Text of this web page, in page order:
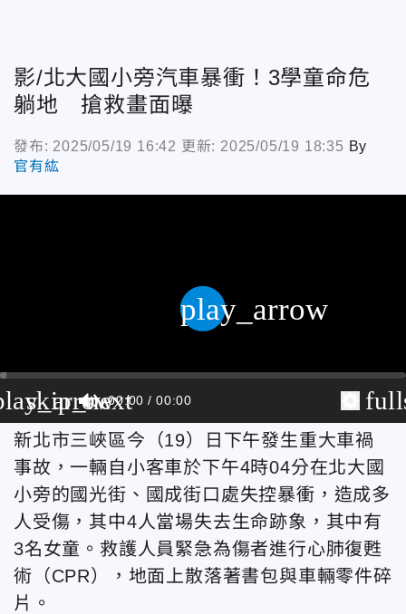
影/北大國小旁汽車暴衝！3學童命危
躺地 搶救畫面曝
發布: 2025/05/19 16:42 更新: 2025/05/19 18:35 By
官有紘
skip_next
00:00 00:00
play_arrow
新北市三峽區今（19）日下午發生重大車禍
事故，一輛自小客車於下午4時04分在北大國
小旁的國光街、國成街口處失控暴衝，造成多
人受傷，其中4人當場失去生命跡象，其中有
3名女童。 救護人員緊急為傷者進行心肺復甦
術（CPR），地面上散落著書包與車輛零件碎
片。